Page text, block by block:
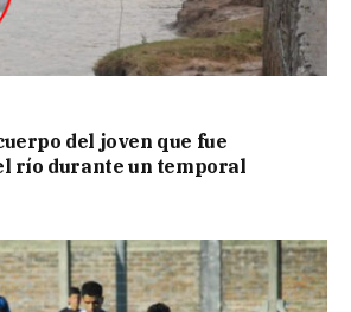
del joven que fue
río durante un temporal